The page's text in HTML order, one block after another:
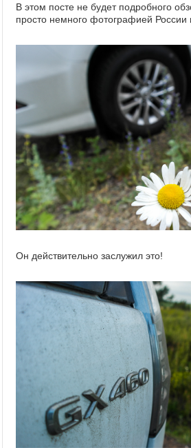
В этом посте не будет подробного
просто немного фотографией России
Он действительно заслужил это!